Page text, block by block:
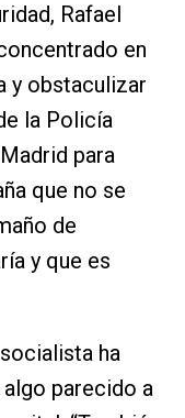
Rafael
en
y obstaculizar
la Policía
para
que no se
de
y que es
ha
parecido a